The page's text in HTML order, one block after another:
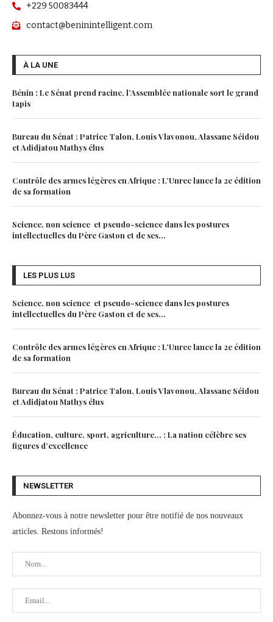
+229 50083444
contact@beninintelligent.com
À LA UNE
Bénin : Le Sénat prend racine, l’Assemblée nationale sort le grand
tapis
Bureau du Sénat : Patrice Talon, Louis Vlavonou, Alassane Séidou
et Adidjatou Mathys élus
Contrôle des armes légères en Afrique : L’Unrec lance la 2e édition
de sa formation
Science, non science et pseudo-science dans les postures
intellectuelles du Père Gaston et de ses...
LES PLUS LUS
Science, non science et pseudo-science dans les postures
intellectuelles du Père Gaston et de ses...
Contrôle des armes légères en Afrique : L’Unrec lance la 2e édition
de sa formation
Bureau du Sénat : Patrice Talon, Louis Vlavonou, Alassane Séidou
et Adidjatou Mathys élus
Éducation, culture, sport, agriculture… : La nation célèbre ses
figures d’excellence
NEWSLETTER
Abonnez-vous à notre newsletter pour être notifié de nos nouveaux
articles. Restons informés!